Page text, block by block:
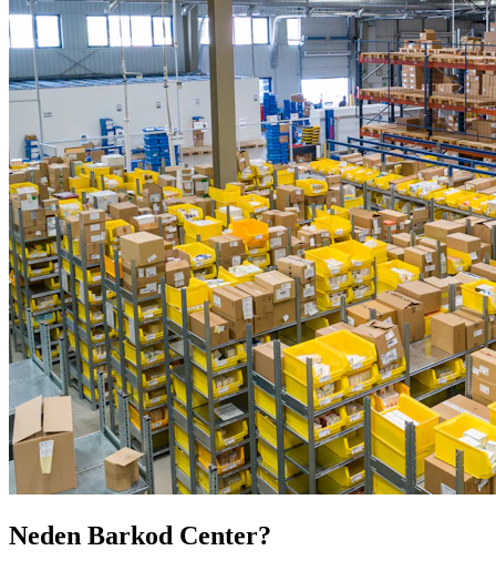
Neden Barkod Center?